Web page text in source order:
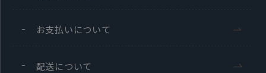
お支払いについて
配送について